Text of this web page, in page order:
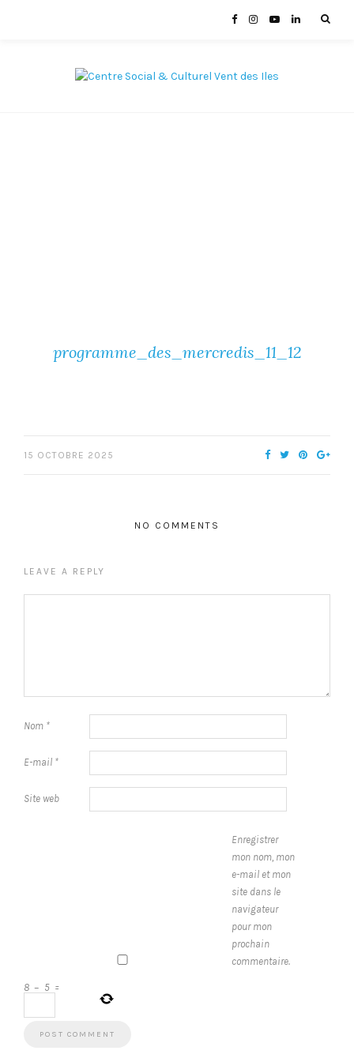
programme_des_mercredis_11_12
15 OCTOBRE 2025
NO COMMENTS
LEAVE A REPLY
Nom *
E-mail *
Site web
Enregistrer
mon nom, mon
e-mail et mon
site dans le
navigateur
pour mon
prochain
commentaire.
8 − 5 =